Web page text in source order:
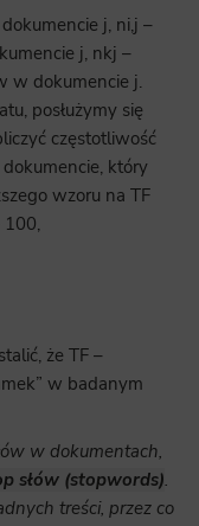
j, ni,j –
j, nkj –
w dokumencie j.
posłużymy się
częstotliwość
który
wzoru na TF
100,
że TF –
w badanym
w dokumentach,
słów (stopwords).
treści, przez co